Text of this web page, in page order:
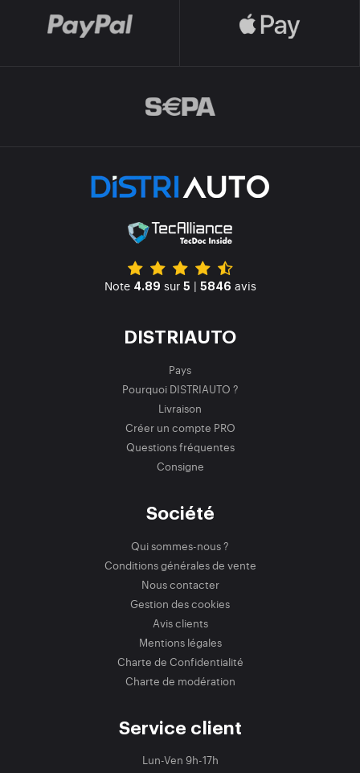
Note 4.89 sur 5 | 5846 avis
DISTRIAUTO
Pays
Pourquoi DISTRIAUTO ?
Livraison
Créer un compte PRO
Questions fréquentes
Consigne
Société
Qui sommes-nous ?
Conditions générales de vente
Nous contacter
Gestion des cookies
Avis clients
Mentions légales
Charte de Confidentialité
Charte de modération
Service client
Lun-Ven 9h-17h